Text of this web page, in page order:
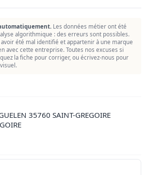
Les données métier ont été
algorithmique : des erreurs sont possibles.
été mal identifié et appartenir à une marque
avec cette entreprise. Toutes nos excuses si
la fiche pour corriger, ou écrivez-nous pour
35760 SAINT-GREGOIRE